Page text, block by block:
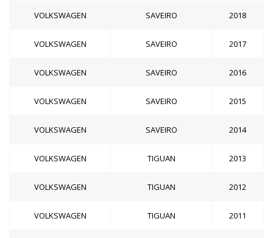
VOLKSWAGEN SAVEIRO 2018
VOLKSWAGEN SAVEIRO 2017
VOLKSWAGEN SAVEIRO 2016
VOLKSWAGEN SAVEIRO 2015
VOLKSWAGEN SAVEIRO 2014
VOLKSWAGEN TIGUAN 2013
VOLKSWAGEN TIGUAN 2012
VOLKSWAGEN TIGUAN 2011